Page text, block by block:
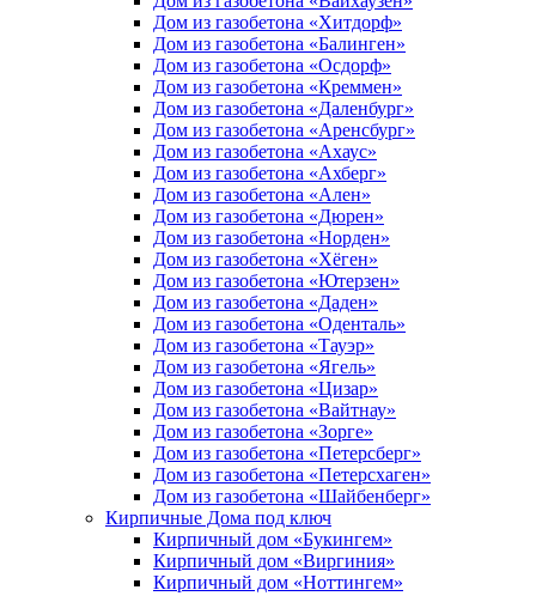
Дом из газобетона «Хитдорф»
Дом из газобетона «Балинген»
Дом из газобетона «Осдорф»
Дом из газобетона «Креммен»
Дом из газобетона «Даленбург»
Дом из газобетона «Аренсбург»
Дом из газобетона «Ахаус»
Дом из газобетона «Ахберг»
Дом из газобетона «Ален»
Дом из газобетона «Дюрен»
Дом из газобетона «Норден»
Дом из газобетона «Хёген»
Дом из газобетона «Ютерзен»
Дом из газобетона «Даден»
Дом из газобетона «Оденталь»
Дом из газобетона «Тауэр»
Дом из газобетона «Ягель»
Дом из газобетона «Цизар»
Дом из газобетона «Вайтнау»
Дом из газобетона «Зорге»
Дом из газобетона «Петерсберг»
Дом из газобетона «Петерсхаген»
Дом из газобетона «Шайбенберг»
Кирпичные Дома под ключ
Кирпичный дом «Букингем»
Кирпичный дом «Виргиния»
Кирпичный дом «Ноттингем»